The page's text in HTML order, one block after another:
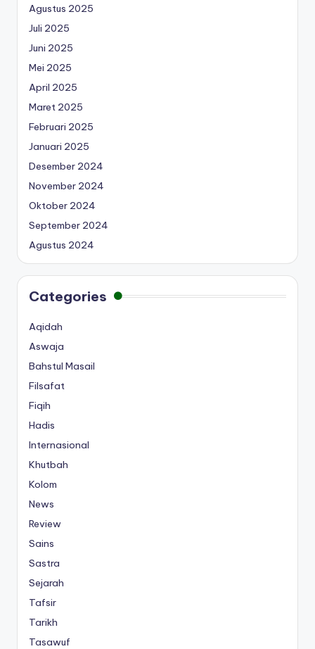
Agustus 2025
Juli 2025
Juni 2025
Mei 2025
April 2025
Maret 2025
Februari 2025
Januari 2025
Desember 2024
November 2024
Oktober 2024
September 2024
Agustus 2024
Categories
Aqidah
Aswaja
Bahstul Masail
Filsafat
Fiqih
Hadis
Internasional
Khutbah
Kolom
News
Review
Sains
Sastra
Sejarah
Tafsir
Tarikh
Tasawuf